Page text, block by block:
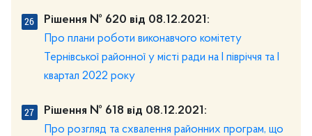
Рішення № 620 від 08.12.2021:
Про плани роботи виконавчого комітету
Тернівської районної у місті ради на І півріччя та І
квартал 2022 року
Рішення № 618 від 08.12.2021:
Про розгляд та схвалення районних програм, що